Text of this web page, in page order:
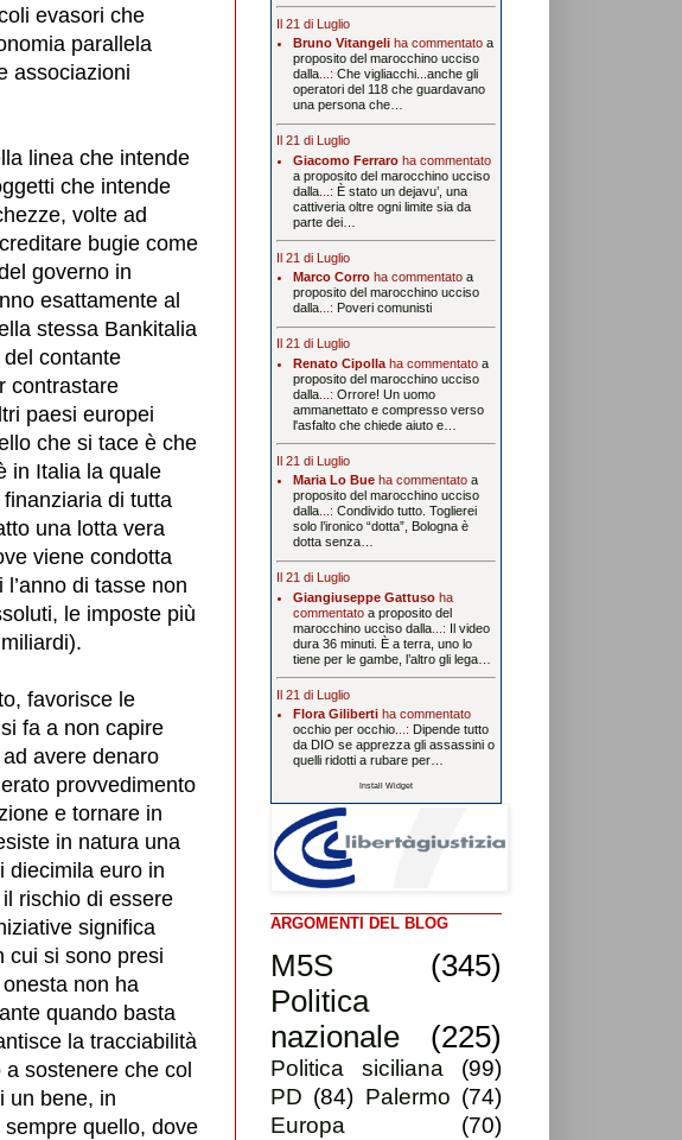
evasori che
parallela
associazioni
linea che intende
che intende
volte ad
bugie come
governo in
esattamente al
stessa Bankitalia
del contante
contrastare
paesi europei
che si tace è che
in Italia la quale
di tutta
una lotta vera
viene condotta
di tasse non
le imposte più
favorisce le
fa a non capire
avere denaro
provvedimento
e tornare in
in natura una
diecimila euro in
rischio di essere
significa
cui si sono presi
non ha
quando basta
la tracciabilità
sostenere che col
un bene, in
quello, dove
Il 21 di Luglio
Bruno Vitangeliha commentato a
proposito del marocchino ucciso
dalla...: Che vigliacchi...anche gli
operatori del 118 che guardavano
una persona che…
Il 21 di Luglio
Giacomo Ferraroha commentato
a proposito del marocchino ucciso
dalla...: È stato un dejavu’, una
cattiveria oltre ogni limite sia da
parte dei…
Il 21 di Luglio
Marco Corroha commentato a
proposito del marocchino ucciso
dalla...: Poveri comunisti
Il 21 di Luglio
Renato Cipollaha commentato a
proposito del marocchino ucciso
dalla...: Orrore! Un uomo
ammanettato e compresso verso
l'asfalto che chiede aiuto e…
Il 21 di Luglio
Maria Lo Bueha commentato a
proposito del marocchino ucciso
dalla...: Condivido tutto. Toglierei
solo l’ironico “dotta”, Bologna è
dotta senza…
Il 21 di Luglio
Giangiuseppe Gattusoha
commentato a proposito del
marocchino ucciso dalla...: Il video
dura 36 minuti. È a terra, uno lo
tiene per le gambe, l’altro gli lega…
Il 21 di Luglio
Flora Gilibertiha commentato
occhio per occhio...: Dipende tutto
da DIO se apprezza gli assassini o
quelli ridotti a rubare per…
Install Widget
ARGOMENTI DEL BLOG
M5S
(345)
Politica
nazionale
(225)
Politica siciliana
(99)
PD (84) Palermo (74)
Europa
(70)